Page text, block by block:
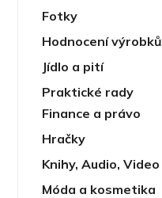
Fotky
Hodnocení výrobků
Jídlo a pití
Praktické rady
Finance a právo
Hračky
Knihy, Audio, Video
Móda a kosmetika